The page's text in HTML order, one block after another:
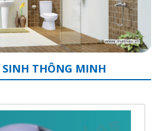
SINH THÔNG MINH